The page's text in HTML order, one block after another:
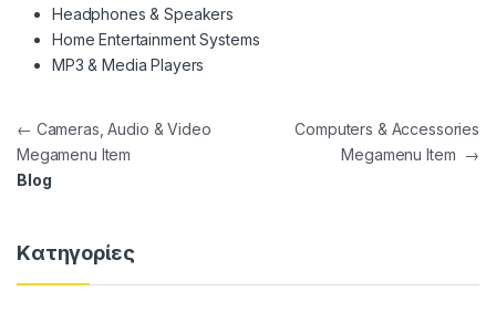
Headphones & Speakers
Home Entertainment Systems
MP3 & Media Players
Πλοήγηση άρθρων
← Cameras, Audio & Video
Megamenu Item
Computers & Accessories
Megamenu Item →
Blog
Kατηγορίες